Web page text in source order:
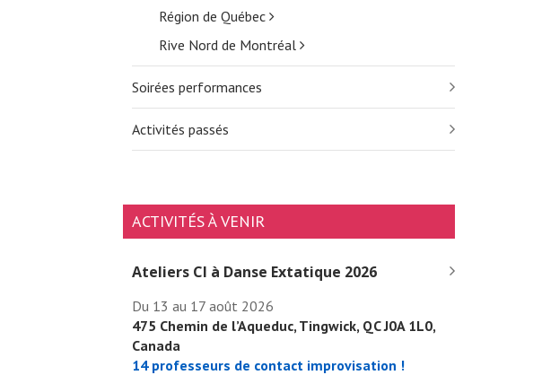
Région de Québec
Rive Nord de Montréal
Soirées performances
Activités passés
ACTIVITÉS À VENIR
Ateliers CI à Danse Extatique 2026
Du 13 au 17 août 2026
475 Chemin de l’Aqueduc, Tingwick, QC J0A 1L0,
Canada
14 professeurs de contact improvisation !